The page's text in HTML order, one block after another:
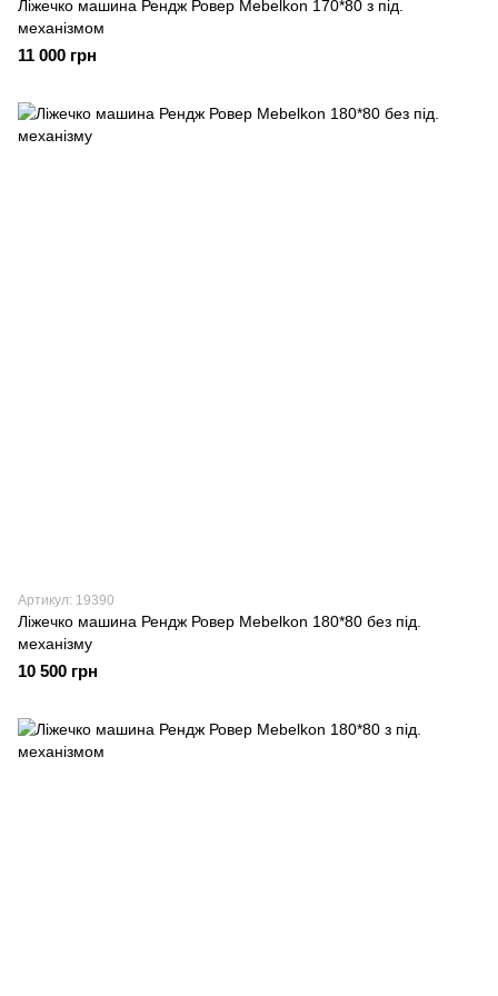
Ліжечко машина Рендж Ровер Mebelkon 170*80 з під.
механізмом
11 000 грн
Артикул: 19390
Ліжечко машина Рендж Ровер Mebelkon 180*80 без під.
механізму
10 500 грн